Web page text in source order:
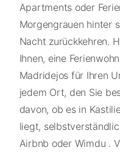
Apartments oder
Morgengrauen hinter
Nacht zurückkehren.
Ihnen, eine
Madridejos für Ihren
jedem Ort, den Sie
davon, ob es in
liegt,
Airbnb oder Wimdu .